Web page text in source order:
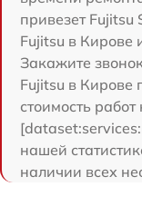
привезет
Fujitsu в Кирове
Закажите
Fujitsu в Кирове
стоимость
нашей
наличии всех